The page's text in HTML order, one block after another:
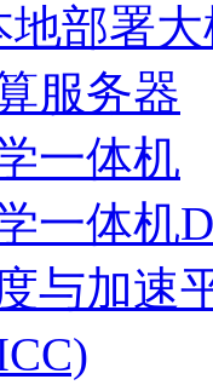
地部署
服务器
一体机
一体机
与加速